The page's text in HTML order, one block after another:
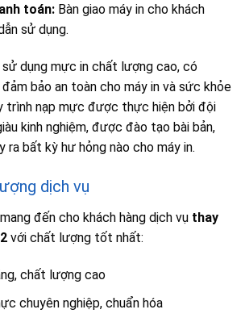
toán:Bàn giao máy in cho khách
sử dụng.
dụng mực in chất lượng cao, có
bảo an toàn cho máy in và sức khỏe
trình nạp mực được thực hiện bởi đội
kinh nghiệm, được đào tạo bài bản,
ra bất kỳ hư hỏng nào cho máy in.
dịch vụ
đến cho khách hàng dịch vụ thay
với chất lượng tốt nhất:
chất lượng cao
chuyên nghiệp, chuẩn hóa